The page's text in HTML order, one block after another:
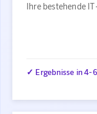
Ihre bestehende
✓ Ergebnisse in 4-